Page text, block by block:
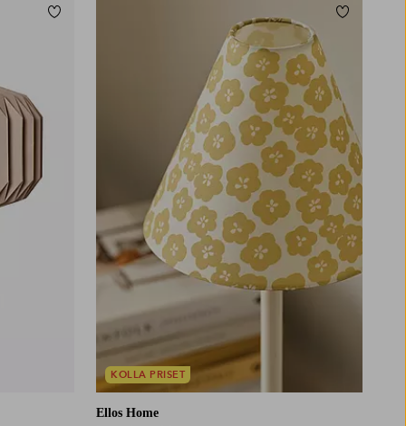
Lägg till i favoriter
Ellos Home
KOLLA PRISET
Lägg till i